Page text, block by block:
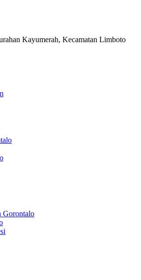
Kayumerah, Kecamatan Limboto
Gorontalo